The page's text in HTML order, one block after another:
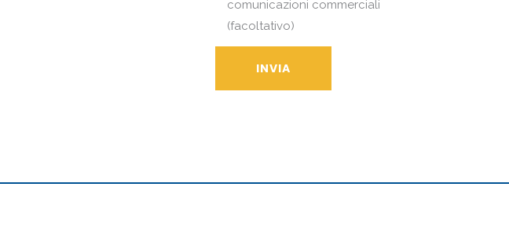
comunicazioni commerciali
(facoltativo)